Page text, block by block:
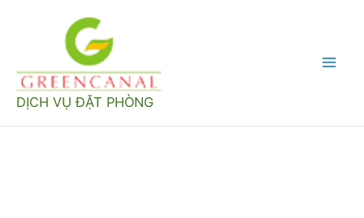
dung
DỊCH VỤ ĐẶT PHÒNG